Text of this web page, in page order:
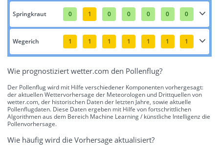
Springkraut 0 1 0 0 0 0 0
Wegerich 1 1 1 1 1 1 1
Wie prognostiziert wetter.com den Pollenflug?
Der Pollenflug wird mit Hilfe verschiedener Komponenten vorhergesagt:
der aktuellen Wettervorhersage der Meteorologen und Drittquellen von
wetter.com, der historischen Daten der letzten Jahre, sowie aktuelle
Pollenflugdaten. Diese Daten ergeben mit Hilfe von fortschrittlichen
Algorithmen aus dem Bereich Machine Learning / künstliche Intelligenz die
Pollenvorhersage.
Wie häufig wird die Vorhersage aktualisiert?